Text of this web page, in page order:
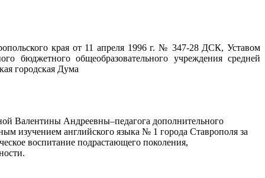
края от 11 апреля 1996 г. № 347-28 ДСК, Уставом
бюджетного общеобразовательного учреждения средней
городская Дума
Валентины Андреевны–педагога дополнительного
изучением английского языка № 1 города Ставрополя за
воспитание подрастающего поколения,